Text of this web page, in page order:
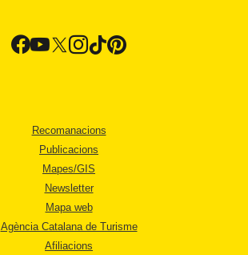
Recomanacions
Publicacions
Mapes/GIS
Newsletter
Mapa web
Agència Catalana de Turisme
Afiliacions